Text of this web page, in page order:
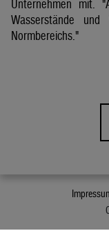
Unternehmen mit.
Wasserstände und
Normbereichs."